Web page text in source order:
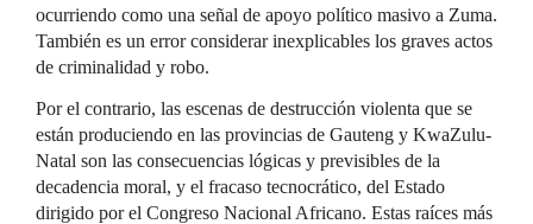
ocurriendo como una señal de apoyo político masivo a Zuma.
También es un error considerar inexplicables los graves actos
de criminalidad y robo.
Por el contrario, las escenas de destrucción violenta que se
están produciendo en las provincias de Gauteng y KwaZulu-
Natal son las consecuencias lógicas y previsibles de la
decadencia moral, y el fracaso tecnocrático, del Estado
dirigido por el Congreso Nacional Africano. Estas raíces más